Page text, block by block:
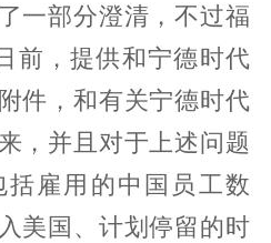
一部分澄清，不过福
前，提供和宁德时代
件，和有关宁德时代
，并且对于上述问题
雇用的中国员工数
美国、计划停留的时